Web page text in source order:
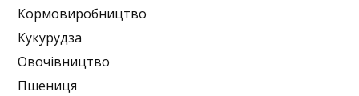
Кормовиробництво
Кукурудза
Овочівництво
Пшениця